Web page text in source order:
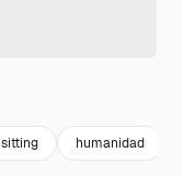
sitting humanidad